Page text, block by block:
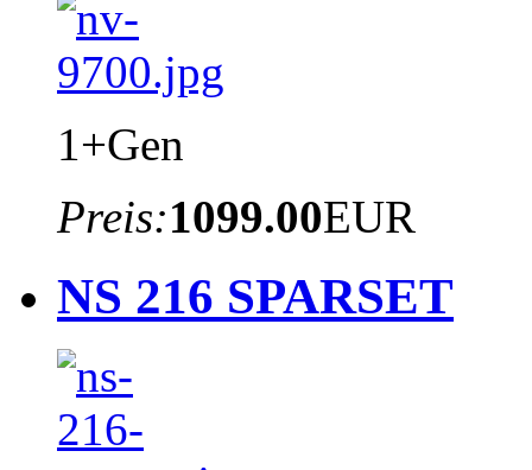
1+Gen
Preis:1099.00EUR
NS 216 SPARSET